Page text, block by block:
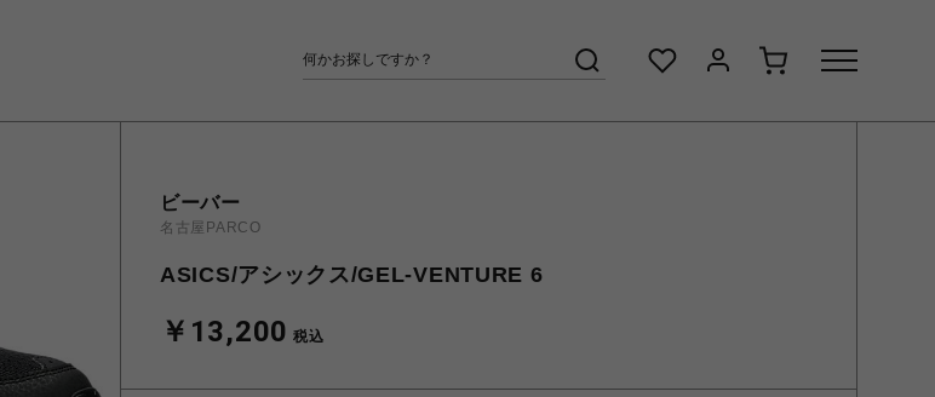
ビーバー
名古屋PARCO
ASICS/アシックス/GEL-VENTURE 6
￥13,200 税込